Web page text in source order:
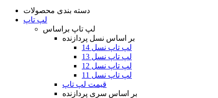
دسته بندی محصولات
لپ تاپ
لپ تاپ براساس
بر اساس نسل پردازنده
لپ تاپ نسل 14
لپ تاپ نسل 13
لپ تاپ نسل 12
لپ تاپ نسل 11
قیمت لپ تاپ
بر اساس سری پردازنده